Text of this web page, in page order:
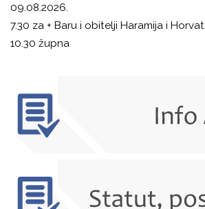
09.08.2026.
7.30 za + Baru i obitelji Haramija i Horvat
10.30 župna